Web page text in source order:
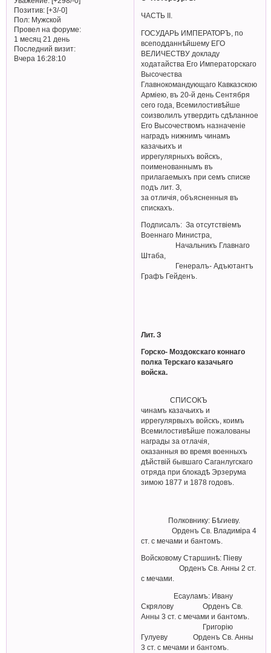
Позитив: [+3/-0]
Пол:Мужской
Провел на форуме:
1 месяц 21 день
Последний визит:
Вчера 16:28:10
ЧАСТЬ II.
ГОСУДАРЬ ИМПЕРАТОРЪ, по
всеподданнѣйшему ЕГО
ВЕЛИЧЕСТВУ докладу
ходатайства Его Императорскаго
Высочества
Главнокомандующаго Кавказскою
Арміею, въ 20-й день Сентября
сего года, Всемилостивѣйше
соизволилъ утвердить сдѣланное
Его Высочествомъ назначеніе
наградъ нижнимъ чинамъ
казачьихъ и
иррегулярныхъ войскъ,
поименованнымъ въ
прилагаемыхъ при семъ списке
подъ лит. З,
за отличія, объясненныя въ
спискахъ.
Подписалъ: За отсутствiемъ
Военнаго Министра,
Начальникъ Главнаго
Штаба,
Генералъ- Адъютантъ
Графъ Гейденъ.
Лит. З
Горско- Моздокскаго коннаго
полка Терскаго казачьяго
войска.
СПИСОКЪ
чинамъ казачьихъ и
иррегулярвыхъ войскъ, коимъ
Всемилостивѣйше пожалованы
награды за отлачія,
оказанныя во время военныхъ
дѣйствій бывшаго Саганлугскаго
отряда при блокадѣ Эрзерума
зимою 1877 и 1878 годовъ.
Полковнику: Бѣгиеву.
Орденъ Св. Владимiра 4
ст. с мечами и бантомъ.
Войсковому Старшинѣ: Пiеву
Орденъ Св. Анны 2 ст.
с мечами.
Есауламъ: Ивану
Скрялову Орденъ Св.
Анны 3 ст. с мечами и бантомъ.
Григорiю
Гулуеву Орденъ Св. Анны
3 ст. с мечами и бантомъ.